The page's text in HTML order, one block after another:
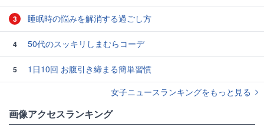
3 睡眠時の悩みを解消する過ごし方
4 50代のスッキリしまむらコーデ
5
1日10回 お腹引き締まる簡単習慣
女子ニュースランキングをもっと見る
画像アクセスランキング